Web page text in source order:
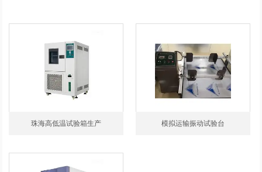
珠海高低温试验箱生产 模拟运输振动试验台